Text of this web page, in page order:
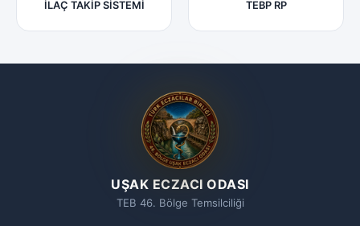
İLAÇ TAKİP SİSTEMİ TEBP RP
UŞAK ECZACI ODASI
TEB 46. Bölge Temsilciliği